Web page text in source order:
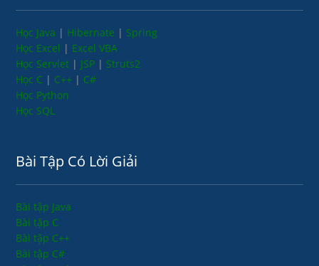
Học Java | Hibernate | Spring
Học Excel | Excel VBA
Học Servlet | JSP | Struts2
Học C | C++ | C#
Học Python
Học SQL
Bài Tập Có Lời Giải
Bài tập Java
Bài tập C
Bài tập C++
Bài tập C#